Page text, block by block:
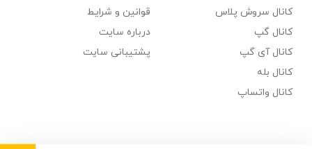
کانال سروش پلاس
کانال گپ
کانال آی گپ
کانال بله
کانال واتساپ
قوانین و شرایط
درباره سایت
پشتیبانی سایت